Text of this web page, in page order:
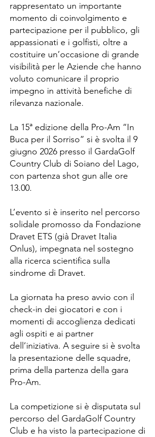
rappresentato un importante
momento di coinvolgimento e
partecipazione per il pubblico, gli
appassionati e i golfisti, oltre a
costituire un’occasione di grande
visibilità per le Aziende che hanno
voluto comunicare il proprio
impegno in attività benefiche di
rilevanza nazionale.
La 15ª edizione della Pro-Am “In
Buca per il Sorriso” si è svolta il 9
giugno 2026 presso il GardaGolf
Country Club di Soiano del Lago,
con partenza shot gun alle ore
13.00.
L’evento si è inserito nel percorso
solidale promosso da Fondazione
Dravet ETS (già Dravet Italia
Onlus), impegnata nel sostegno
alla ricerca scientifica sulla
sindrome di Dravet.
La giornata ha preso avvio con il
check-in dei giocatori e con i
momenti di accoglienza dedicati
agli ospiti e ai partner
dell’iniziativa. A seguire si è svolta
la presentazione delle squadre,
prima della partenza della gara
Pro-Am.
La competizione si è disputata sul
percorso del GardaGolf Country
Club e ha visto la partecipazione di